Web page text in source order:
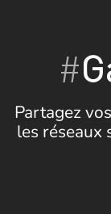
#
Partagez
les réseaux